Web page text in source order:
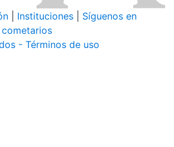
Instituciones
Síguenos en
- Términos de uso